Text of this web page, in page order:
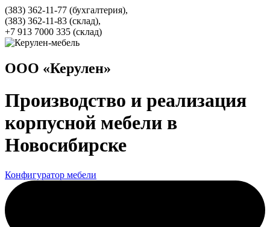
(383) 362-11-77 (бухгалтерия),
(383) 362-11-83 (cклад),
+7 913 7000 335 (склад)
ООО «Керулен»
Производство и реализация
корпусной мебели в
Новосибирске
Конфигуратор мебели